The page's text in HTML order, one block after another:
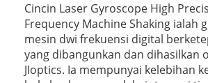
Cincin Laser Gyroscope High
Frequency Machine Shaking ialah
mesin dwi frekuensi digital
yang dibangunkan dan dihasilkan
JIoptics. Ia mempunyai kelebihan